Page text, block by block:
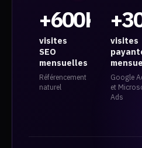
+600K
visites
SEO
mensuelles
Référencement
naturel
visites
Google
et
Ads